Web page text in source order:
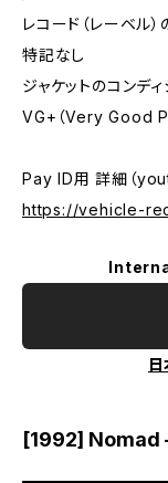
レコード（レーベル）
特記なし
ジャケットのコンディ
VG+（Very Good
Pay ID用 詳細（
https://vehicle-
[1992] Nomad